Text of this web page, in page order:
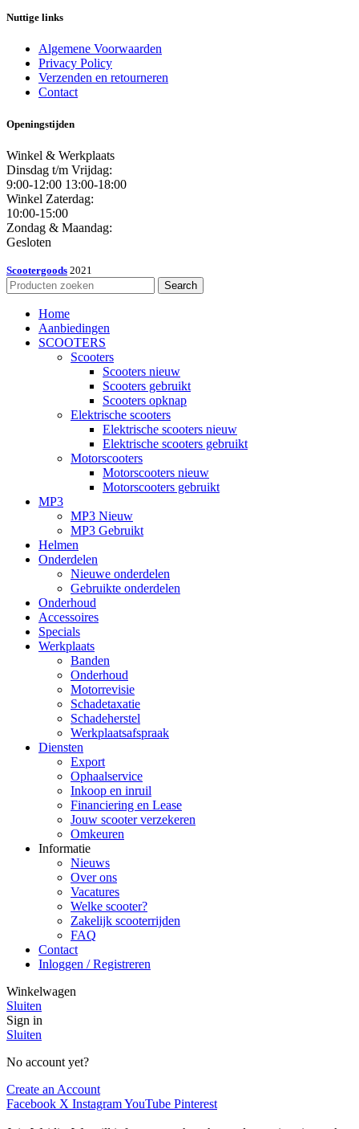
Nuttige links
Algemene Voorwaarden
Privacy Policy
Verzenden en retourneren
Contact
Openingstijden
Winkel & Werkplaats
Dinsdag t/m Vrijdag:
9:00-12:00 13:00-18:00
Winkel Zaterdag:
10:00-15:00
Zondag & Maandag:
Gesloten
Scootergoods 2021
Search
Home
Aanbiedingen
SCOOTERS
Scooters
Scooters nieuw
Scooters gebruikt
Scooters opknap
Elektrische scooters
Elektrische scooters nieuw
Elektrische scooters gebruikt
Motorscooters
Motorscooters nieuw
Motorscooters gebruikt
MP3
MP3 Nieuw
MP3 Gebruikt
Helmen
Onderdelen
Nieuwe onderdelen
Gebruikte onderdelen
Onderhoud
Accessoires
Specials
Werkplaats
Banden
Onderhoud
Motorrevisie
Schadetaxatie
Schadeherstel
Werkplaatsafspraak
Diensten
Export
Ophaalservice
Inkoop en inruil
Financiering en Lease
Jouw scooter verzekeren
Omkeuren
Informatie
Nieuws
Over ons
Vacatures
Welke scooter?
Zakelijk scooterrijden
FAQ
Contact
Inloggen / Registreren
Winkelwagen
Sluiten
Sign in
Sluiten
No account yet?
Create an Account
Facebook X InstagramYouTube Pinterest